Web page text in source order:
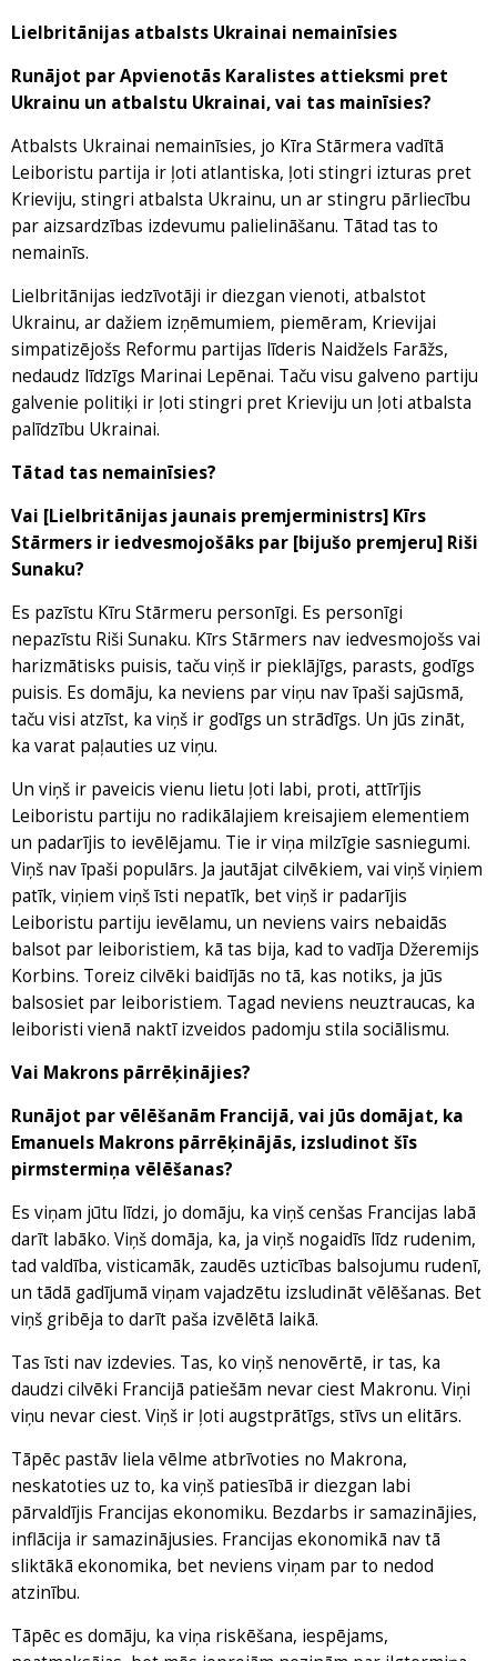
Lielbritānijas atbalsts Ukrainai nemainīsies
Runājot par Apvienotās Karalistes attieksmi pret
Ukrainu un atbalstu Ukrainai, vai tas mainīsies?
Atbalsts Ukrainai nemainīsies, jo Kīra Stārmera vadītā
Leiboristu partija ir ļoti atlantiska, ļoti stingri izturas pret
Krieviju, stingri atbalsta Ukrainu, un ar stingru pārliecību
par aizsardzības izdevumu palielināšanu. Tātad tas to
nemainīs.
Lielbritānijas iedzīvotāji ir diezgan vienoti, atbalstot
Ukrainu, ar dažiem izņēmumiem, piemēram, Krievijai
simpatizējošs Reformu partijas līderis Naidžels Farāžs,
nedaudz līdzīgs Marinai Lepēnai. Taču visu galveno partiju
galvenie politiķi ir ļoti stingri pret Krieviju un ļoti atbalsta
palīdzību Ukrainai.
Tātad tas nemainīsies?
Vai [Lielbritānijas jaunais premjerministrs] Kīrs
Stārmers ir iedvesmojošāks par [bijušo premjeru] Riši
Sunaku?
Es pazīstu Kīru Stārmeru personīgi. Es personīgi
nepazīstu Riši Sunaku. Kīrs Stārmers nav iedvesmojošs vai
harizmātisks puisis, taču viņš ir pieklājīgs, parasts, godīgs
puisis. Es domāju, ka neviens par viņu nav īpaši sajūsmā,
taču visi atzīst, ka viņš ir godīgs un strādīgs. Un jūs zināt,
ka varat paļauties uz viņu.
Un viņš ir paveicis vienu lietu ļoti labi, proti, attīrījis
Leiboristu partiju no radikālajiem kreisajiem elementiem
un padarījis to ievēlējamu. Tie ir viņa milzīgie sasniegumi.
Viņš nav īpaši populārs. Ja jautājat cilvēkiem, vai viņš viņiem
patīk, viņiem viņš īsti nepatīk, bet viņš ir padarījis
Leiboristu partiju ievēlamu, un neviens vairs nebaidās
balsot par leiboristiem, kā tas bija, kad to vadīja Džeremijs
Korbins. Toreiz cilvēki baidījās no tā, kas notiks, ja jūs
balsosiet par leiboristiem. Tagad neviens neuztraucas, ka
leiboristi vienā naktī izveidos padomju stila sociālismu.
Vai Makrons pārrēķinājies?
Runājot par vēlēšanām Francijā, vai jūs domājat, ka
Emanuels Makrons pārrēķinājās, izsludinot šīs
pirmstermiņa vēlēšanas?
Es viņam jūtu līdzi, jo domāju, ka viņš cenšas Francijas labā
darīt labāko. Viņš domāja, ka, ja viņš nogaidīs līdz rudenim,
tad valdība, visticamāk, zaudēs uzticības balsojumu rudenī,
un tādā gadījumā viņam vajadzētu izsludināt vēlēšanas. Bet
viņš gribēja to darīt paša izvēlētā laikā.
Tas īsti nav izdevies. Tas, ko viņš nenovērtē, ir tas, ka
daudzi cilvēki Francijā patiešām nevar ciest Makronu. Viņi
viņu nevar ciest. Viņš ir ļoti augstprātīgs, stīvs un elitārs.
Tāpēc pastāv liela vēlme atbrīvoties no Makrona,
neskatoties uz to, ka viņš patiesībā ir diezgan labi
pārvaldījis Francijas ekonomiku. Bezdarbs ir samazinājies,
inflācija ir samazinājusies. Francijas ekonomikā nav tā
sliktākā ekonomika, bet neviens viņam par to nedod
atzinību.
Tāpēc es domāju, ka viņa riskēšana, iespējams,